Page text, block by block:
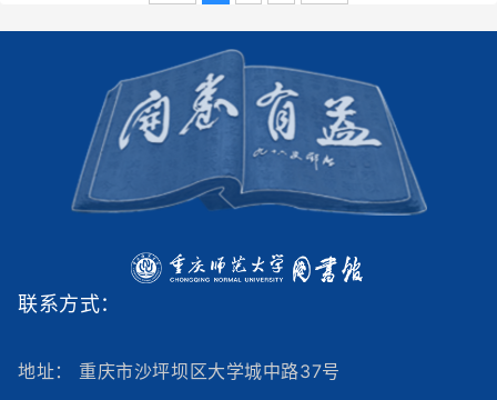
联系方式：
地址： 重庆市沙坪坝区大学城中路37号